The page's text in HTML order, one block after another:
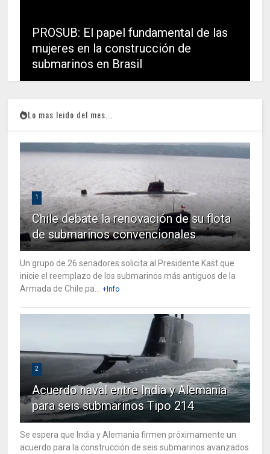
PROSUB: El papel fundamental de las
mujeres en la construcción de
submarinos en Brasil
Lo mas leido del mes...
1
Chile debate la renovación de su flota
de submarinos convencionales
Un grupo de 26 senadores solicita al Presidente Kast que
inicie el reemplazo de los submarinos más antiguos de la
Armada de Chile pa...
+Info
2
Acuerdo naval entre India y Alemania
para seis submarinos Tipo 214
Se espera que India y Alemania firmen próximamente un
acuerdo para la construcción de seis submarinos avanzados